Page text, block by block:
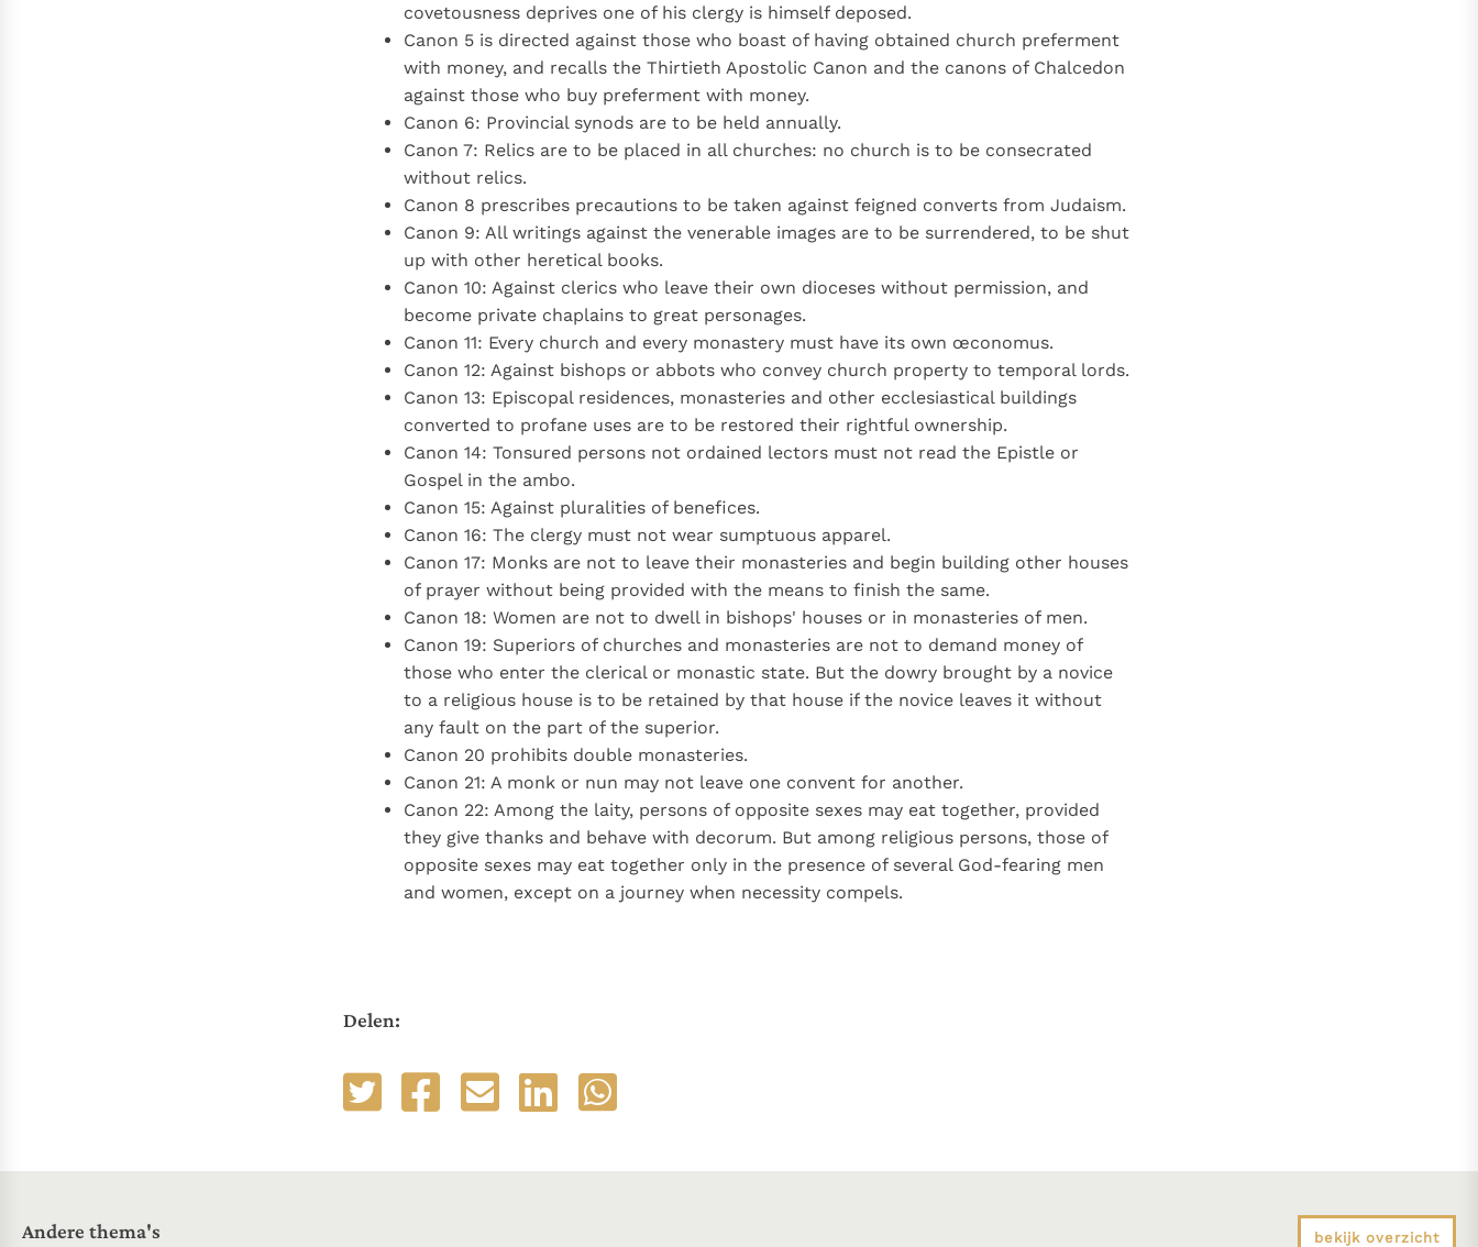
covetousness deprives one of his clergy is himself deposed.
Canon 5 is directed against those who boast of having obtained church preferment
with money, and recalls the Thirtieth Apostolic Canon and the canons of Chalcedon
against those who buy preferment with money.
Canon 6: Provincial synods are to be held annually.
Canon 7: Relics are to be placed in all churches: no church is to be consecrated
without relics.
Canon 8 prescribes precautions to be taken against feigned converts from Judaism.
Canon 9: All writings against the venerable images are to be surrendered, to be shut
up with other heretical books.
Canon 10: Against clerics who leave their own dioceses without permission, and
become private chaplains to great personages.
Canon 11: Every church and every monastery must have its own œconomus.
Canon 12: Against bishops or abbots who convey church property to temporal lords.
Canon 13: Episcopal residences, monasteries and other ecclesiastical buildings
converted to profane uses are to be restored their rightful ownership.
Canon 14: Tonsured persons not ordained lectors must not read the Epistle or
Gospel in the ambo.
Canon 15: Against pluralities of benefices.
Canon 16: The clergy must not wear sumptuous apparel.
Canon 17: Monks are not to leave their monasteries and begin building other houses
of prayer without being provided with the means to finish the same.
Canon 18: Women are not to dwell in bishops' houses or in monasteries of men.
Canon 19: Superiors of churches and monasteries are not to demand money of
those who enter the clerical or monastic state. But the dowry brought by a novice
to a religious house is to be retained by that house if the novice leaves it without
any fault on the part of the superior.
Canon 20 prohibits double monasteries.
Canon 21: A monk or nun may not leave one convent for another.
Canon 22: Among the laity, persons of opposite sexes may eat together, provided
they give thanks and behave with decorum. But among religious persons, those of
opposite sexes may eat together only in the presence of several God-fearing men
and women, except on a journey when necessity compels.
Delen:
Andere thema's bekijk overzicht